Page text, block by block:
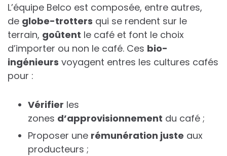
L’équipe Belco est composée, entre autres,
de globe-trotters qui se rendent sur le
terrain, goûtent le café et font le choix
d’importer ou non le café. Ces bio-
ingénieurs voyagent entres les cultures cafés
pour :
Vérifier les
zones d’approvisionnement du café ;
Proposer une rémunération juste aux
producteurs ;